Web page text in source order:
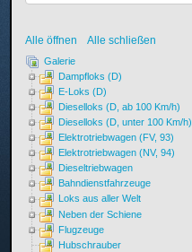
Alle öffnen Alle schließen
Galerie
Dampfloks (D)
E-Loks (D)
Dieselloks (D, ab 100 Km/h)
Dieselloks (D, unter 100 Km/h)
Elektrotriebwagen (FV, 93)
Elektrotriebwagen (NV, 94)
Dieseltriebwagen
Bahndienstfahrzeuge
Loks aus aller Welt
Neben der Schiene
Flugzeuge
Hubschrauber